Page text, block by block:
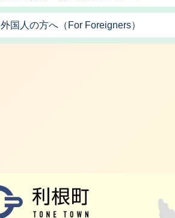
外国人の方へ（For Foreigners）